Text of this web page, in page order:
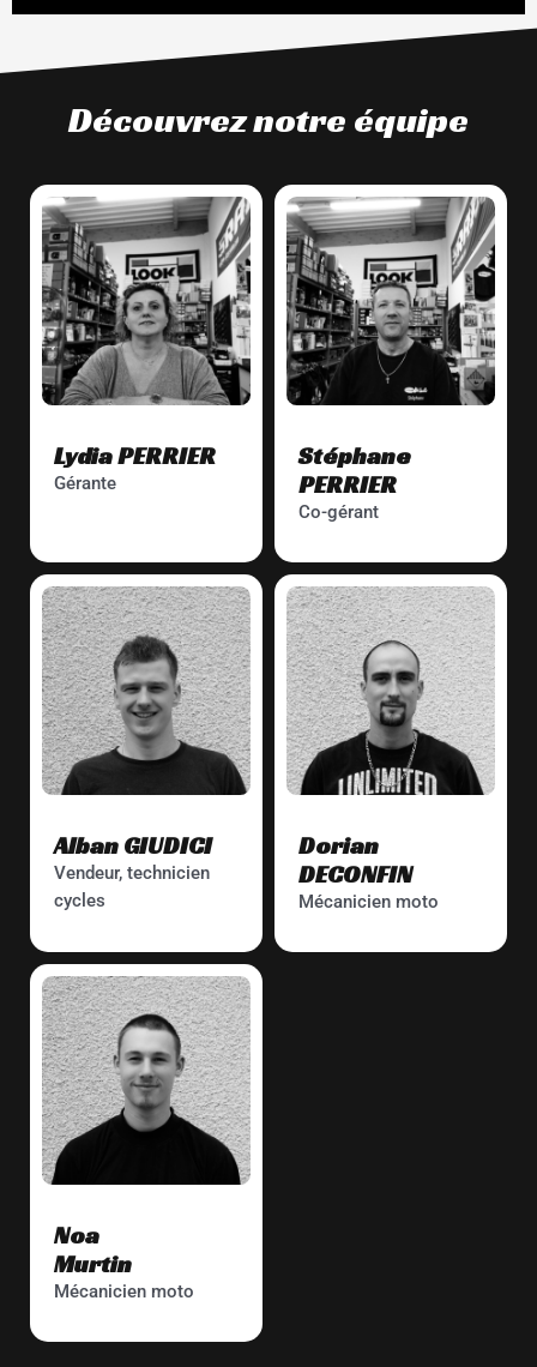
Découvrez notre équipe
Lydia PERRIER
Gérante
Stéphane
PERRIER
Co-gérant
Alban GIUDICI
Vendeur, technicien
cycles
Dorian
DECONFIN
Mécanicien moto
Noa
Murtin
Mécanicien moto